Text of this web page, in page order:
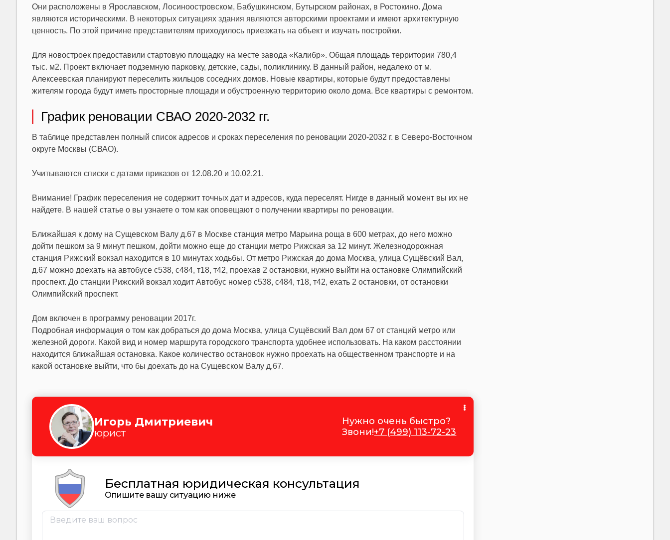
Они расположены в Ярославском, Лосиноостровском, Бабушкинском, Бутырском районах, в Ростокино. Дома
являются историческими. В некоторых ситуациях здания являются авторскими проектами и имеют архитектурную
ценность. По этой причине представителям приходилось приезжать на объект и изучать постройки.
Для новостроек предоставили стартовую площадку на месте завода «Калибр». Общая площадь территории 780,4
тыс. м2. Проект включает подземную парковку, детские, сады, поликлинику. В данный район, недалеко от м.
Алексеевская планируют переселить жильцов соседних домов. Новые квартиры, которые будут предоставлены
жителям города будут иметь просторные площади и обустроенную территорию около дома. Все квартиры с ремонтом.
График реновации СВАО 2020-2032 гг.
В таблице представлен полный список адресов и сроках переселения по реновации 2020-2032 г. в Северо-Восточном
округе Москвы (СВАО).
Учитываются списки с датами приказов от 12.08.20 и 10.02.21.
Внимание! График переселения не содержит точных дат и адресов, куда переселят. Нигде в данный момент вы их не
найдете. В нашей статье о вы узнаете о том как оповещают о получении квартиры по реновации.
Ближайшая к дому на Сущевском Валу д.67 в Москве станция метро Марьина роща в 600 метрах, до него можно
дойти пешком за 9 минут пешком, дойти можно еще до станции метро Рижская за 12 минут. Железнодорожная
станция Рижский вокзал находится в 10 минутах ходьбы. От метро Рижская до дома Москва, улица Сущёвский Вал,
д.67 можно доехать на автобусе с538, с484, т18, т42, проехав 2 остановки, нужно выйти на остановке Олимпийский
проспект. До станции Рижский вокзал ходит Автобус номер с538, с484, т18, т42, ехать 2 остановки, от остановки
Олимпийский проспект.
Дом включен в программу реновации 2017г.
Подробная информация о том как добраться до дома Москва, улица Сущёвский Вал дом 67 от станций метро или
железной дороги. Какой вид и номер маршрута городского транспорта удобнее использовать. На каком расстоянии
находится ближайшая остановка. Какое количество остановок нужно проехать на общественном транспорте и на
какой остановке выйти, что бы доехать до на Сущевском Валу д.67.